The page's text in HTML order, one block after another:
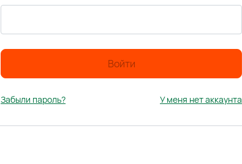
Войти
Забыли пароль? У меня нет аккаунта